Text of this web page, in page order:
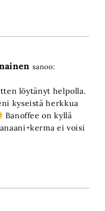
sanoo:
löytänyt helpolla.
kyseistä herkkua
Banoffee on kyllä
ei voisi